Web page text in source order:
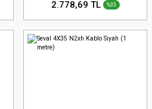
2.778,69 TL %33